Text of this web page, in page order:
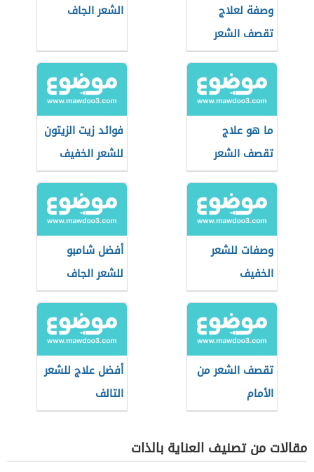
وصفة لعلاج
تقصف الشعر
الشعر الجاف
ما هو علاج
تقصف الشعر
فوائد زيت الزيتون
للشعر الخفيف
وصفات للشعر
الخفيف
أفضل شامبو
للشعر الجاف
تقصف الشعر من
الأمام
أفضل علاج للشعر
التالف
مقالات من تصنيف العناية بالذات